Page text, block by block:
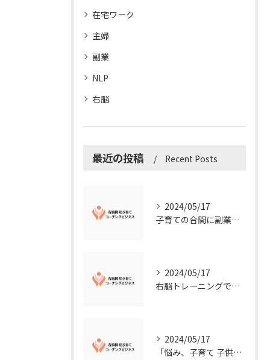
在宅ワーク
主婦
副業
NLP
右脳
最近の投稿 Recent Posts
2024/05/17
子育ての合間に副業コーチングで収入アップ！右脳開発子育てコーチングビジネスの可能性とは？
2024/05/17
右脳トレーニングで視覚的センスを磨こう！
2024/05/17
「悩み、子育て 子供の発達」を解決する右脳開発子育てコーチングビジネス業界の魅力とは？